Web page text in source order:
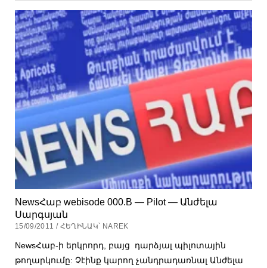
NewsՀաբ webisode 000.B — Pilot — Անժելա
Սարգսյան
15/09/2011 / ՀԵՂԻՆԱԿ՝ NAREK
NewsՀաբ-ի երկրորդ, բայց դարձյալ պիլոտային
թողարկումը: Չէինք կարող չանդրադառնալ Անժելա